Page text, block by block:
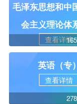
毛泽东思想和中
会主义理论体
查看详情
英语（专）
查看详情